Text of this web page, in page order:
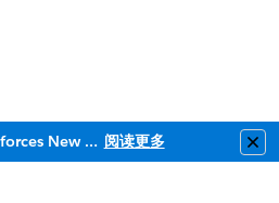
Salesforce Enforces New Security Requirements in Summer 2026 阅读更多